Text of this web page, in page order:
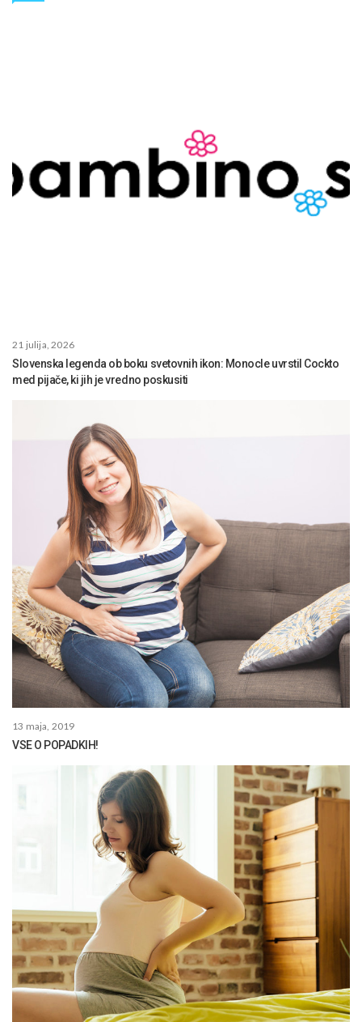
21 julija, 2026
Slovenska legenda ob boku svetovnih ikon: Monocle uvrstil Cockto
med pijače, ki jih je vredno poskusiti
13 maja, 2019
VSE O POPADKIH!